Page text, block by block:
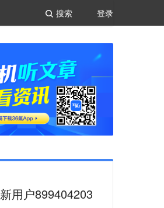
登录
搜索
新用户899404203